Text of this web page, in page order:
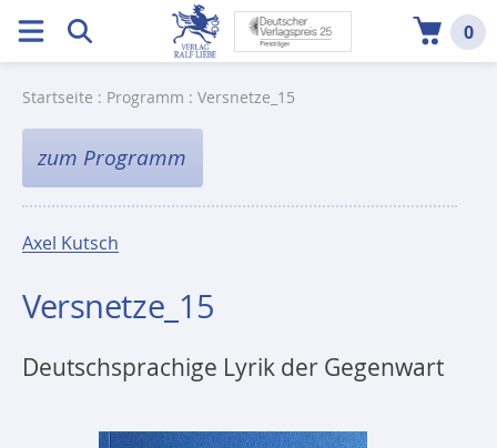
0
Startseite : Programm : Versnetze_15
zum Programm
Axel Kutsch
Versnetze_15
Deutschsprachige Lyrik der Gegenwart